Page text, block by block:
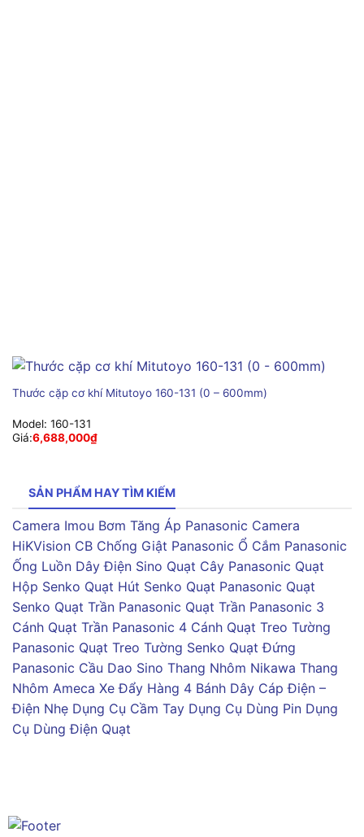
Thước cặp cơ khí Mitutoyo 160-131 (0 – 600mm)
Model: 160-131
Giá:6,688,000₫
SẢN PHẨM HAY TÌM KIẾM
Camera Imou Bơm Tăng Áp Panasonic Camera
HiKVision CB Chống Giật Panasonic Ổ Cắm Panasonic
Ống Luồn Dây Điện Sino Quạt Cây Panasonic Quạt
Hộp Senko Quạt Hút Senko Quạt Panasonic Quạt
Senko Quạt Trần Panasonic Quạt Trần Panasonic 3
Cánh Quạt Trần Panasonic 4 Cánh Quạt Treo Tường
Panasonic Quạt Treo Tường Senko Quạt Đứng
Panasonic Cầu Dao Sino Thang Nhôm Nikawa Thang
Nhôm Ameca Xe Đẩy Hàng 4 Bánh Dây Cáp Điện –
Điện Nhẹ Dụng Cụ Cầm Tay Dụng Cụ Dùng Pin Dụng
Cụ Dùng Điện Quạt